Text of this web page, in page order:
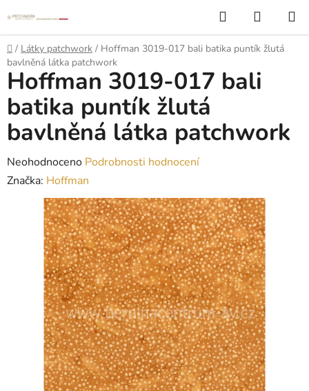
na
obsah
Hledat
KOŠÍK
Domů
/ Látky patchwork / Hoffman 3019-017 bali batika puntík žlutá
bavlněná látka patchwork
Hoffman 3019-017 bali
batika puntík žlutá
bavlněná látka patchwork
Průměrné
hodnocení
produktu
hvězdiček.
Neohodnoceno Podrobnosti hodnocení
Značka: Hoffman